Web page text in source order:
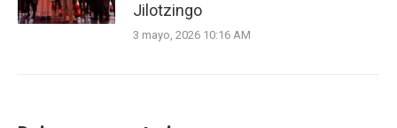
Jilotzingo
3 mayo, 2026 10:16 AM